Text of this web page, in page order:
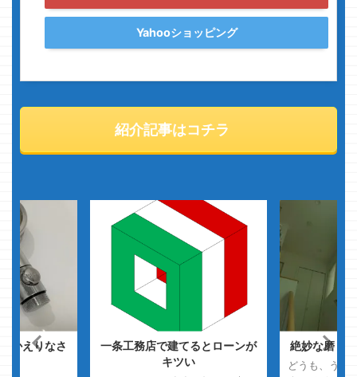
Yahooショッピング
紹介記事はコチラ
とローンが
絶妙な磨りガラスっぷりに爆笑
どうも、うわっキモって言われた
家具選びっ
どうも、星座